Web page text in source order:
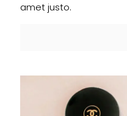
amet justo.